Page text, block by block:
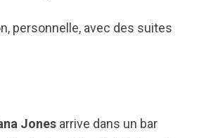
personnelle, avec des suites
Jonesarrive dans un bar